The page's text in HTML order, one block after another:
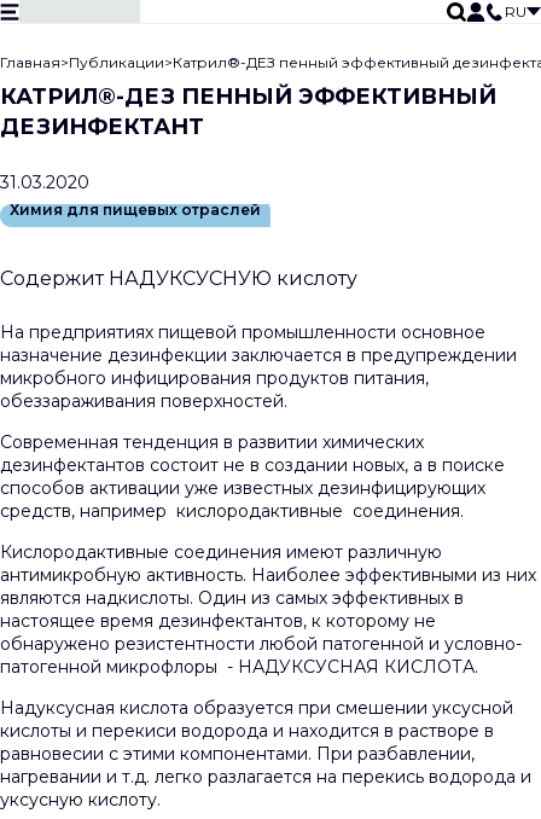
RU
НАПРАВЛЕНИЯ ДЕЯТЕЛЬНОСТИ
ПРОМЫШЛЕННАЯ ХИМИЯ
ХИМИЯ ДЛЯ ПИЩЕВОЙ ПРОМЫШЛЕННОСТИ
ПРОДУКЦИЯ ПОЖАРНО-ТЕХНИЧЕСКОГО НАЗНАЧЕНИЯ
ПУБЛИКАЦИИ
Главная>Публикации>Катрил®-ДЕЗ пенный эффективный
КАТРИЛ®-ДЕЗ ПЕННЫЙ ЭФФЕКТИВНЫЙ
ДЕЗИНФЕКТАНТ
31.03.2020
Химия для пищевых отраслей
Содержит НАДУКСУСНУЮ кислоту
На предприятиях пищевой промышленности основное
назначение дезинфекции заключается в предупреждении
микробного инфицирования продуктов питания,
обеззараживания поверхностей.
Современная тенденция в развитии химических
дезинфектантов состоит не в создании новых, а в поиске
способов активации уже известных дезинфицирующих
средств, например кислородактивные соединения.
Кислородактивные соединения имеют различную
антимикробную активность. Наиболее эффективными из них
являются надкислоты. Один из самых эффективных в
настоящее время дезинфектантов, к которому не
обнаружено резистентности любой патогенной и условно-
патогенной микрофлоры - НАДУКСУСНАЯ КИСЛОТА.
Надуксусная кислота образуется при смешении уксусной
кислоты и перекиси водорода и находится в растворе в
равновесии с этими компонентами. При разбавлении,
нагревании и т.д. легко разлагается на перекись водорода и
уксусную кислоту.